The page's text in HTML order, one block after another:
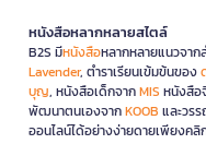
หนังสือหลากหลายสไตล์
B2S มีหนังสือหลากหลายแนวจา
Lavender, ตำราเรียนเข้มข้นของ
บุญ, หนังสือเด็กจากMIS หนังสือ
พัฒนาตนเองจากKOOB และวร
ออนไลน์ได้อย่างง่ายดายเพียงคลิ